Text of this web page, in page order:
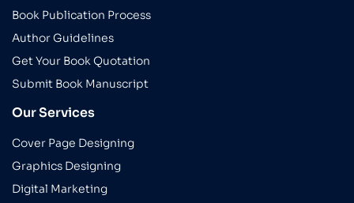
Book Publication Process
Author Guidelines
Get Your Book Quotation
Submit Book Manuscript
Our Services
Cover Page Designing
Graphics Designing
Digital Marketing